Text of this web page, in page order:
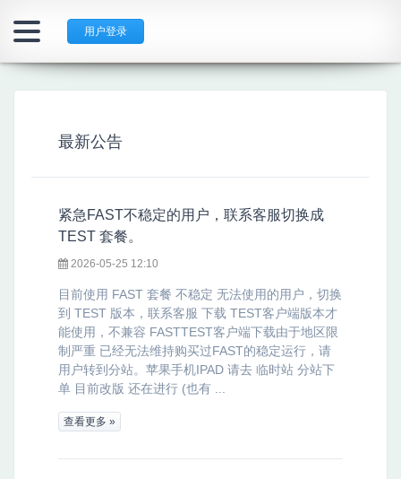
用户登录
最新公告
紧急FAST不稳定的用户，联系客服切换成
TEST 套餐。
2026-05-25 12:10
目前使用 FAST 套餐 不稳定 无法使用的用户，切换
到 TEST 版本，联系客服 下载 TEST客户端版本才
能使用，不兼容 FASTTEST客户端下载由于地区限
制严重 已经无法维持购买过FAST的稳定运行，请
用户转到分站。苹果手机IPAD 请去 临时站 分站下
单 目前改版 还在进行 (也有 ...
查看更多 »